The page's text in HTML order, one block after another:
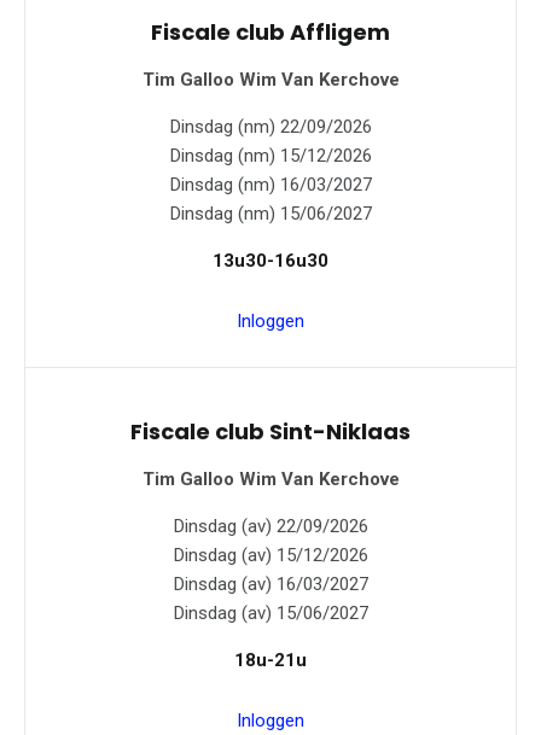
Fiscale club Affligem
Tim Galloo Wim Van Kerchove
Dinsdag (nm) 22/09/2026
Dinsdag (nm) 15/12/2026
Dinsdag (nm) 16/03/2027
Dinsdag (nm) 15/06/2027
13u30-16u30
Inloggen
Fiscale club Sint-Niklaas
Tim Galloo Wim Van Kerchove
Dinsdag (av) 22/09/2026
Dinsdag (av) 15/12/2026
Dinsdag (av) 16/03/2027
Dinsdag (av) 15/06/2027
18u-21u
Inloggen